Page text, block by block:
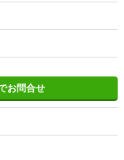
お問合せ